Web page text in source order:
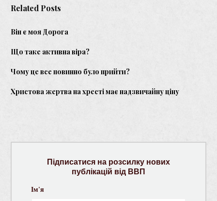
Related Posts
Він є моя Дорога
Що таке активна віра?
Чому це все повинно було прийти?
Христова жертва на хресті має надзвичайну ціну
Підписатися на розсилку нових
публікацій від ВВП
Ім'я